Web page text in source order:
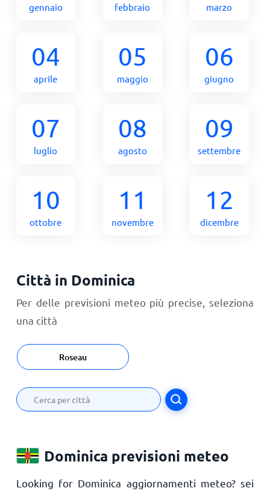
gennaio febbraio marzo
04
aprile
05
maggio
06
giugno
07
luglio
08
agosto
09
settembre
10
ottobre
11
novembre
12
dicembre
Città in Dominica
Per delle previsioni meteo più precise, seleziona
una città
Roseau
Dominica previsioni meteo
Looking for Dominica aggiornamenti meteo? sei